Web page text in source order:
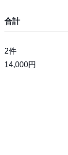
合計
2件
14,000円